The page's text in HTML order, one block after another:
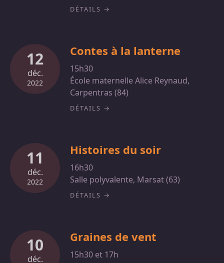
DÉTAILS
12
déc.
2022
Contes à la lanterne
15h30
École maternelle Alice Reynaud,
Carpentras (84)
DÉTAILS
11
déc.
2022
Histoires du soir
16h30
Salle polyvalente, Marsat (63)
DÉTAILS
10
déc.
Graines de vent
15h30 et 17h